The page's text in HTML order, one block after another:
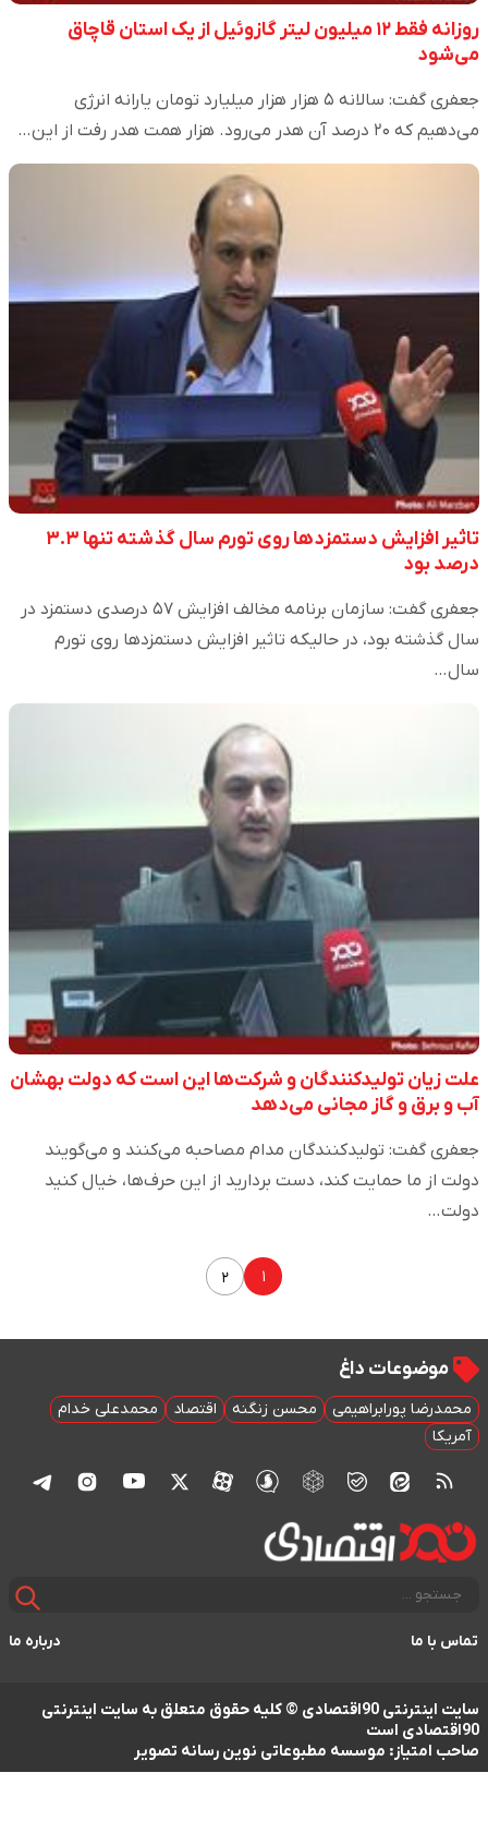
روزانه فقط ۱۲ میلیون لیتر گازوئیل از یک استان قاچاق
می‌شود
جعفری گفت: سالانه ۵ هزار هزار میلیارد تومان یارانه انرژی
می‌دهیم که ۲۰ درصد آن هدر می‌رود. هزار همت هدر رفت از این…
تاثیر افزایش دستمزدها روی تورم سال گذشته تنها ۳.۳
درصد بود
جعفری گفت: سازمان برنامه مخالف افزایش ۵۷ درصدی دستمزد در
سال گذشته بود، در حالیکه تاثیر افزایش دستمزدها روی تورم
سال…
علت زیان تولیدکنندگان و شرکت‌ها این است که دولت بهشان
آب و برق و گاز مجانی می‌دهد
جعفری گفت: تولیدکنندگان مدام مصاحبه می‌کنند و می‌گویند
دولت از ما حمایت کند، دست بردارید از این حرف‌ها، خیال کنید
دولت…
۱ ۲
موضوعات داغ
محمدرضا پورابراهیمی محسن زنگنه اقتصاد
محمدعلی خدام
آمریکا
تماس با ما درباره ما
سایت اینترنتی 90اقتصادی © کلیه حقوق متعلق به سایت اینترنتی
90اقتصادی است
صاحب امتیاز: موسسه مطبوعاتی نوین رسانه تصویر